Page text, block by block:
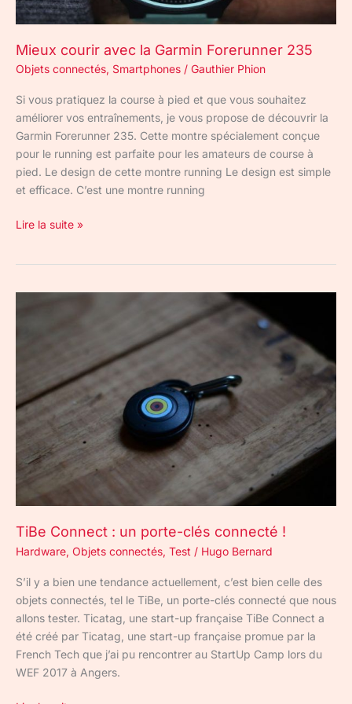
Mieux courir avec la Garmin Forerunner 235
Objets connectés, Smartphones / Gauthier Phion
Si vous pratiquez la course à pied et que vous souhaitez
améliorer vos entraînements, je vous propose de découvrir la
Garmin Forerunner 235. Cette montre spécialement conçue
pour le running est parfaite pour les amateurs de course à
pied. Le design de cette montre running Le design est simple
et efficace. C’est une montre running
Lire la suite »
TiBe Connect : un porte-clés connecté !
Hardware, Objets connectés, Test / Hugo Bernard
S’il y a bien une tendance actuellement, c’est bien celle des
objets connectés, tel le TiBe, un porte-clés connecté que nous
allons tester. Ticatag, une start-up française TiBe Connect a
été créé par Ticatag, une start-up française promue par la
French Tech que j’ai pu rencontrer au StartUp Camp lors du
WEF 2017 à Angers.
clés
connecté
!